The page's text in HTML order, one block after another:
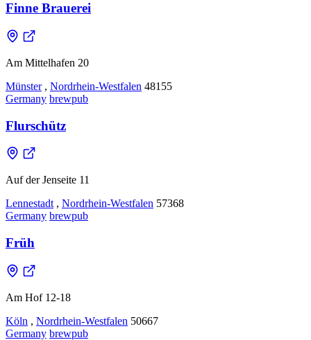
Finne Brauerei
Am Mittelhafen 20
Münster , Nordrhein-Westfalen 48155
Germany brewpub
Flurschütz
Auf der Jenseite 11
Lennestadt , Nordrhein-Westfalen 57368
Germany brewpub
Früh
Am Hof 12-18
Köln , Nordrhein-Westfalen 50667
Germany brewpub